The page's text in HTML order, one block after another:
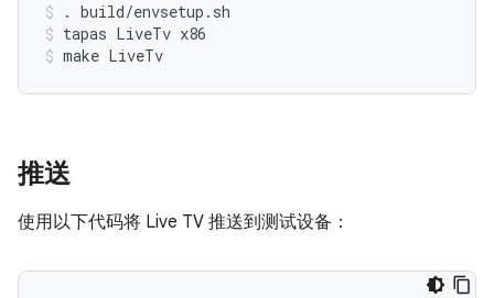
. build/envsetup.sh
tapas LiveTv x86
make LiveTv
推送
使用以下代码将 Live TV 推送到测试设备：